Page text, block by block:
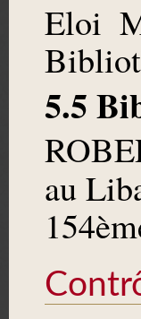
Eloi
5.5
au